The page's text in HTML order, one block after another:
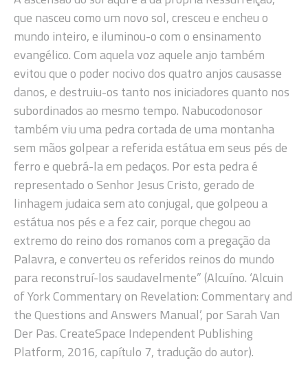
que nasceu como um novo sol, cresceu e encheu o
mundo inteiro, e iluminou-o com o ensinamento
evangélico. Com aquela voz aquele anjo também
evitou que o poder nocivo dos quatro anjos causasse
danos, e destruiu-os tanto nos iniciadores quanto nos
subordinados ao mesmo tempo. Nabucodonosor
também viu uma pedra cortada de uma montanha
sem mãos golpear a referida estátua em seus pés de
ferro e quebrá-la em pedaços. Por esta pedra é
representado o Senhor Jesus Cristo, gerado de
linhagem judaica sem ato conjugal, que golpeou a
estátua nos pés e a fez cair, porque chegou ao
extremo do reino dos romanos com a pregação da
Palavra, e converteu os referidos reinos do mundo
para reconstruí-los saudavelmente” (Alcuíno. ‘Alcuin
of York Commentary on Revelation: Commentary and
the Questions and Answers Manual’, por Sarah Van
Der Pas. CreateSpace Independent Publishing
Platform, 2016, capítulo 7, tradução do autor).